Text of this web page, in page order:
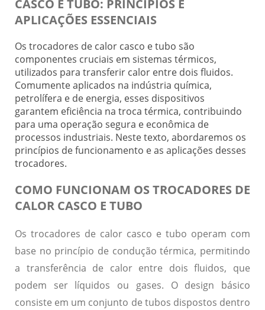
CASCO E TUBO: PRINCÍPIOS E
APLICAÇÕES ESSENCIAIS
Os trocadores de calor casco e tubo são
componentes cruciais em sistemas térmicos,
utilizados para transferir calor entre dois fluidos.
Comumente aplicados na indústria química,
petrolífera e de energia, esses dispositivos
garantem eficiência na troca térmica, contribuindo
para uma operação segura e econômica de
processos industriais. Neste texto, abordaremos os
princípios de funcionamento e as aplicações desses
trocadores.
COMO FUNCIONAM OS TROCADORES DE
CALOR CASCO E TUBO
Os trocadores de calor casco e tubo operam com
base no princípio de condução térmica, permitindo
a transferência de calor entre dois fluidos, que
podem ser líquidos ou gases. O design básico
consiste em um conjunto de tubos dispostos dentro